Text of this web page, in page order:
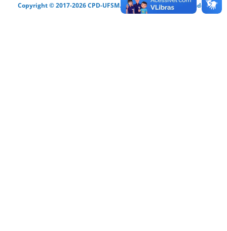
Copyright © 2017-2026 CPD-UFSM. Todos os direitos reservados.